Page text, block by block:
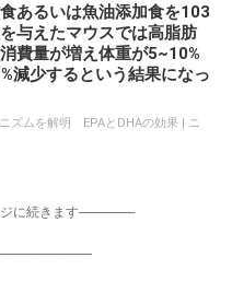
あるいは魚油添加食を103
与えたマウスでは高脂肪
費量が増え体重が5~10%
減少するという結果になっ
ズムを解明 EPAとDHAの効果 | ニ
に続きます-----------------